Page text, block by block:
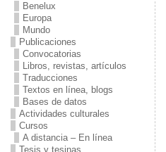
Benelux
Europa
Mundo
Publicaciones
Convocatorias
Libros, revistas, artículos
Traducciones
Textos en línea, blogs
Bases de datos
Actividades culturales
Cursos
A distancia – En línea
Tesis y tesinas